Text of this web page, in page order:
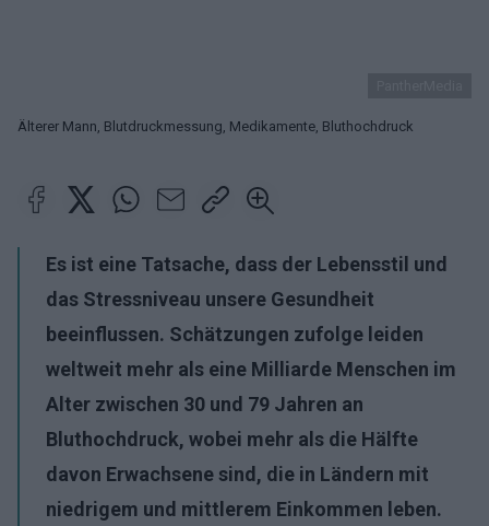
Älterer Mann, Blutdruckmessung, Medikamente, Bluthochdruck
Es ist eine Tatsache, dass der Lebensstil und
das Stressniveau unsere Gesundheit
beeinflussen. Schätzungen zufolge leiden
weltweit mehr als eine Milliarde Menschen im
Alter zwischen 30 und 79 Jahren an
Bluthochdruck, wobei mehr als die Hälfte
davon Erwachsene sind, die in Ländern mit
niedrigem und mittlerem Einkommen leben.